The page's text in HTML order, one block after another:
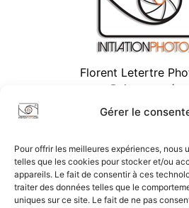
Gérer le
Pour offrir les meilleures expériences, nous
telles que les cookies pour stocker et/ou
appareils. Le fait de consentir à ces
traiter des données telles que le
uniques sur ce site. Le fait de ne pas
Florent Letertre
Paiement